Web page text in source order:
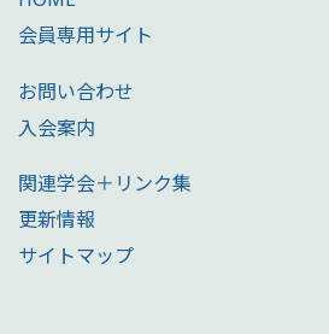
会員専用サイト
お問い合わせ
入会案内
関連学会＋リンク集
更新情報
サイトマップ